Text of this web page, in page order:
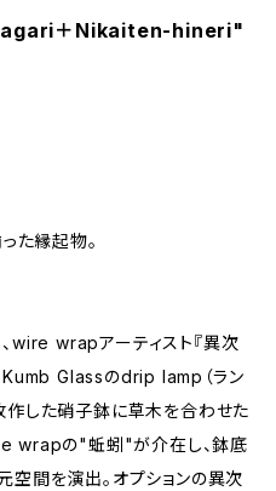
＋Nikaiten-hineri"
た縁起物。
wire wrapアーティスト『異次
Kumb Glassのdrip lamp（ラン
作した硝子鉢に草木を合わせた
wrapの"蚯蚓"が介在し、鉢底
空間を演出。オプションの異次